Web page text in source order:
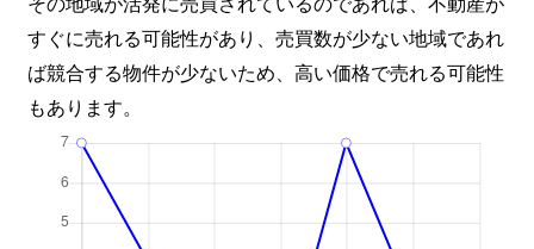
すぐに売れる可能性があり、売買数が少ない地域であれ
ば競合する物件が少ないため、高い価格で売れる可能性
もあります。